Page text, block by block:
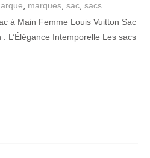
marques, sac, sacs
à Main Femme Louis Vuitton Sac
L’Élégance Intemporelle Les sacs